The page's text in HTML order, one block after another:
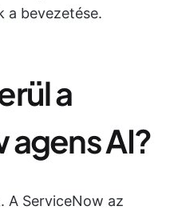
a bevezetése.
a
AI?
A ServiceNow az